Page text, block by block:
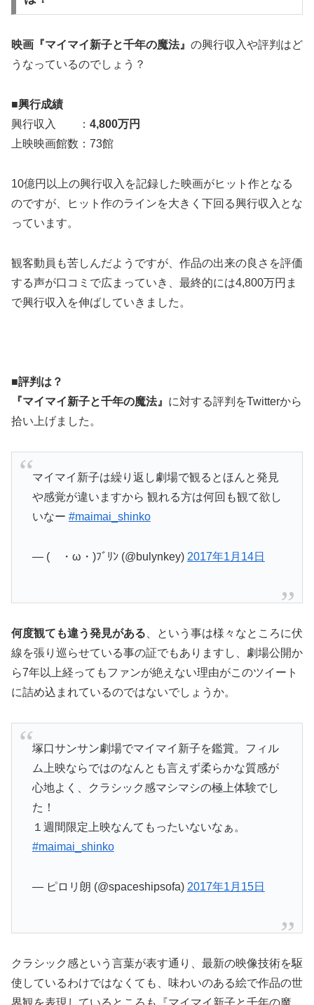
映画『マイマイ新子と千年の魔法』 の興行収入や評判はど
うなっているのでしょう？
■興行成績
興行収入 ： 4,800万円
上映映画館数：73館
10億円以上の興行収入を記録した映画がヒット作となる
のですが、ヒット作のラインを大きく下回る興行収入とな
っています。
観客動員も苦しんだようですが、作品の出来の良さを評価
する声が口コミで広まっていき、最終的には4,800万円ま
で興行収入を伸ばしていきました。
■評判は？
『マイマイ新子と千年の魔法』 に対する評判をTwitterから
拾い上げました。
マイマイ新子は繰り返し劇場で観るとほんと発見
や感覚が違いますから 観れる方は何回も観て欲し
いなー #maimai_shinko
— ( ・ω・)ﾌﾞﾘﾝ (@bulynkey) 2017年1月14日
何度観ても違う発見がある 、という事は様々なところに伏
線を張り巡らせている事の証でもありますし、劇場公開か
ら7年以上経ってもファンが絶えない理由がこのツイート
に詰め込まれているのではないでしょうか。
塚口サンサン劇場でマイマイ新子を鑑賞。フィル
ム上映ならではのなんとも言えず柔らかな質感が
心地よく、クラシック感マシマシの極上体験でし
た！
１週間限定上映なんてもったいないなぁ。
#maimai_shinko
— ピロリ朗 (@spaceshipsofa) 2017年1月15日
クラシック感という言葉が表す通り、最新の映像技術を駆
使しているわけではなくても、味わいのある絵で作品の世